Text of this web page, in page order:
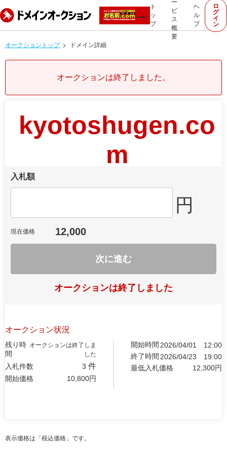
ト
ッ
プ
ー
ビ
ス
概
要
ヘ
ル
プ
ロ
グ
イ
ン
オークショントップ ドメイン詳細
オークションは終了しました。
kyotoshugen.co
m
入札額
円
現在価格 12,000
次に進む
オークションは終了しました
オークション状況
残り時
間
オークションは終了しま
した
入札件数 3 件
開始価格 10,800円
開始時間 2026/04/01
12:00
終了時間 2026/04/23
19:00
最低入札価格
12,300円
表示価格は「税込価格」です。